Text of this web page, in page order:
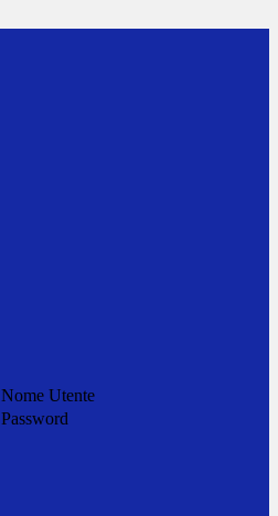
Nome Utente
Password